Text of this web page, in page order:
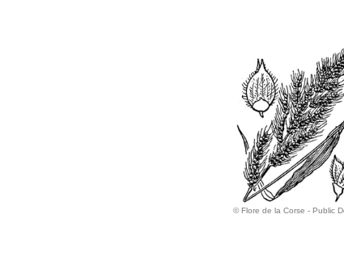
© Flore de la Corse - Public